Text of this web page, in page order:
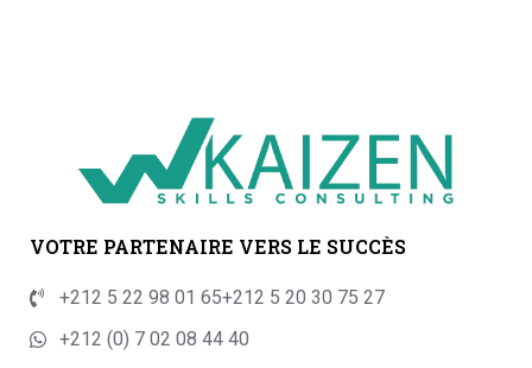
VOTRE PARTENAIRE VERS LE SUCCÈS
+212 5 22 98 01 65+212 5 20 30 75 27
+212 (0) 7 02 08 44 40